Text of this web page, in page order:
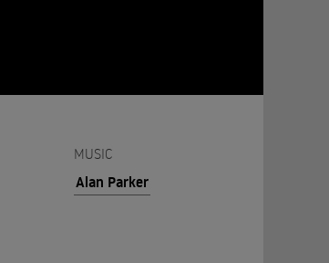
MUSIC
Alan Parker